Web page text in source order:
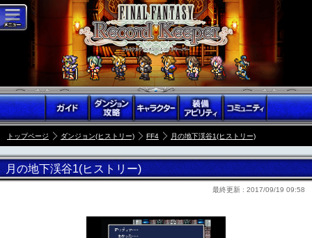
トップページ ダンジョン(ヒストリー) FF4 月の地下渓谷1(ヒストリー)
月の地下渓谷1(ヒストリー)
最終更新 : 2017/09/19 09:58